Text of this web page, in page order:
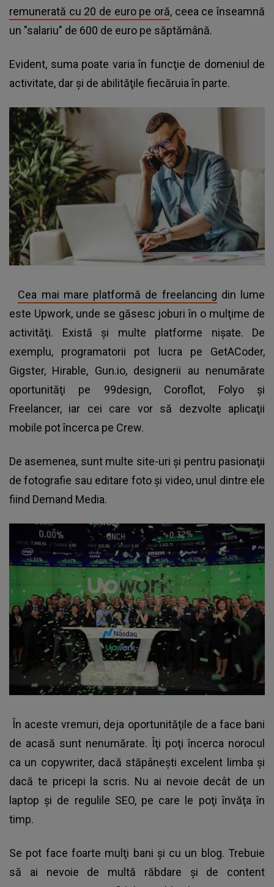
remunerată cu 20 de euro pe oră, ceea ce înseamnă
un "salariu" de 600 de euro pe săptămână.
Evident, suma poate varia în funcţie de domeniul de
activitate, dar şi de abilităţile fiecăruia în parte.
Cea mai mare platformă de freelancing din lume
este Upwork, unde se găsesc joburi în o mulţime de
activităţi. Există şi multe platforme nişate. De
exemplu, programatorii pot lucra pe GetACoder,
Gigster, Hirable, Gun.io, designerii au nenumărate
oportunităţi pe 99design, Coroflot, Folyo şi
Freelancer, iar cei care vor să dezvolte aplicaţii
mobile pot încerca pe Crew.
De asemenea, sunt multe site-uri şi pentru pasionaţii
de fotografie sau editare foto şi video, unul dintre ele
fiind Demand Media.
În aceste vremuri, deja oportunităţile de a face bani
de acasă sunt nenumărate. Îţi poţi încerca norocul
ca un copywriter, dacă stăpâneşti excelent limba şi
dacă te pricepi la scris. Nu ai nevoie decât de un
laptop şi de regulile SEO, pe care le poţi învăţa în
timp.
Se pot face foarte mulţi bani şi cu un blog. Trebuie
să ai nevoie de multă răbdare şi de content